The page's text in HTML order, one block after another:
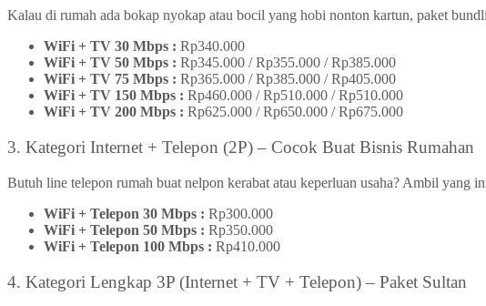
Kalau di rumah ada bokap nyokap atau bocil yang hobi nonton kartun, paket
WiFi + TV 30 Mbps : Rp340.000
WiFi + TV 50 Mbps : Rp345.000 / Rp355.000 / Rp385.000
WiFi + TV 75 Mbps : Rp365.000 / Rp385.000 / Rp405.000
WiFi + TV 150 Mbps : Rp460.000 / Rp510.000 / Rp510.000
WiFi + TV 200 Mbps : Rp625.000 / Rp650.000 / Rp675.000
3. Kategori Internet + Telepon (2P) – Cocok Buat Bisnis Rumahan
Butuh line telepon rumah buat nelpon kerabat atau keperluan usaha? Ambil yang
WiFi + Telepon 30 Mbps : Rp300.000
WiFi + Telepon 50 Mbps : Rp350.000
WiFi + Telepon 100 Mbps : Rp410.000
4. Kategori Lengkap 3P (Internet + TV + Telepon) – Paket Sultan